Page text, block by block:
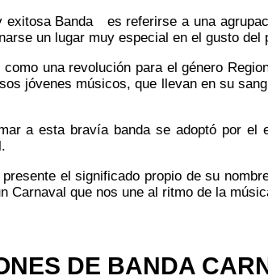
exitosa Banda es referirse a una
un lugar muy especial en el gusto del
una revolución para el género
jóvenes músicos, que llevan en su
a esta bravía banda se adoptó por
el significado propio de su
Carnaval que nos une al ritmo de la
DE BANDA